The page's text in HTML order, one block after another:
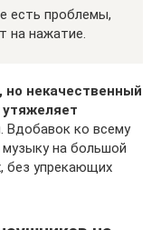
есть проблемы,
на нажатие.
некачественный
Вдобавок ко всему
на большой
без упрекающих